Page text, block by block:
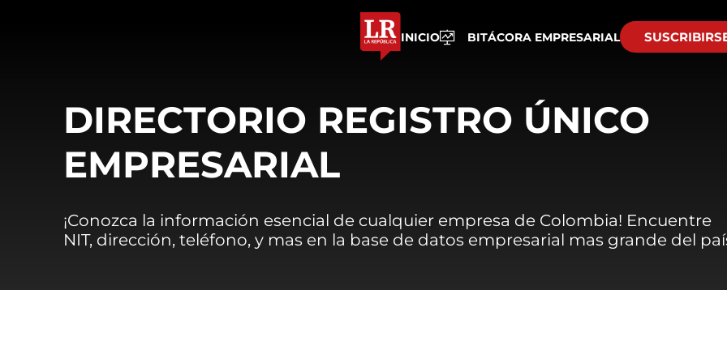
INICIO BITÁCORA EMPRESARIAL
DIRECTORIO REGISTRO ÚNICO
EMPRESARIAL
¡Conozca la información esencial de cualquier empresa de Colombia! Encuentre
NIT, dirección, teléfono, y mas en la base de datos empresarial mas grande del